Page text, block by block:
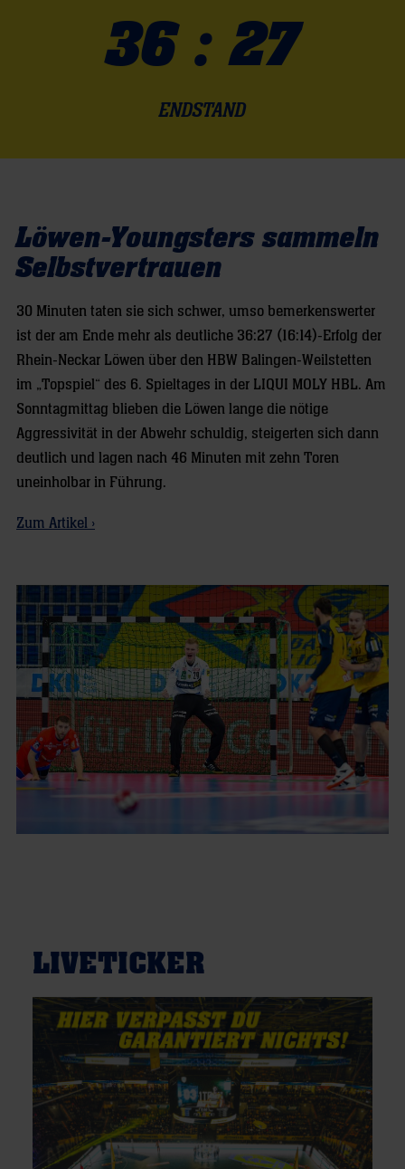
36 : 27
ENDSTAND
Löwen-Youngsters sammeln
Selbstvertrauen
30 Minuten taten sie sich schwer, umso bemerkenswerter
ist der am Ende mehr als deutliche 36:27 (16:14)-Erfolg der
Rhein-Neckar Löwen über den HBW Balingen-Weilstetten
im „Topspiel“ des 6. Spieltages in der LIQUI MOLY HBL. Am
Sonntagmittag blieben die Löwen lange die nötige
Aggressivität in der Abwehr schuldig, steigerten sich dann
deutlich und lagen nach 46 Minuten mit zehn Toren
uneinholbar in Führung.
Zum Artikel ›
LIVETICKER